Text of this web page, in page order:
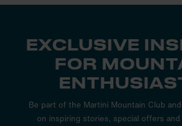
EXCLUSIVE
FOR
Be part of the Martini Mountain Club
on inspiring stories, special offers